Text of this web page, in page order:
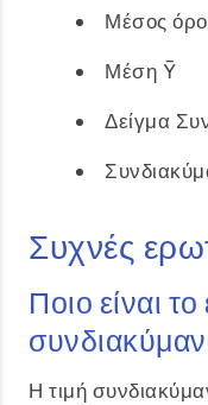
Μέσος
Μέση Ȳ
Δείγμα
Συχνές
Ποιο είναι
Η τιμή